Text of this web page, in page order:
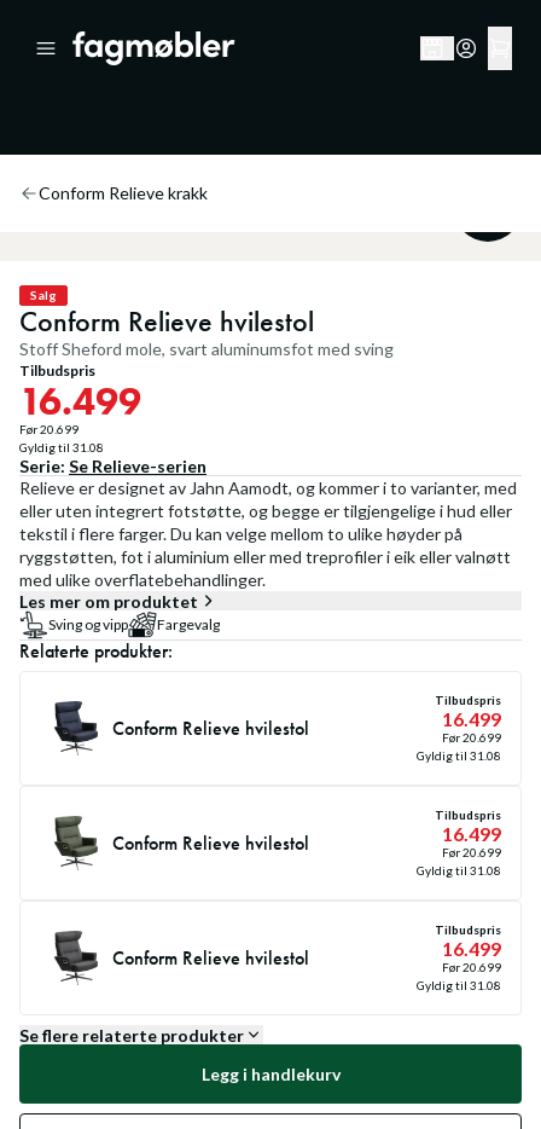
Conform Relieve krakk
Salg
Conform Relieve hvilestol
Stoff Sheford mole, svart aluminumsfot med sving
Tilbudspris
16.499
Før20.699
Gyldig til 31.08
Serie: Se Relieve-serien
Relieve er designet av Jahn Aamodt, og kommer i to varianter, med
eller uten integrert fotstøtte, og begge er tilgjengelige i hud eller
tekstil i flere farger. Du kan velge mellom to ulike høyder på
ryggstøtten, fot i aluminium eller med treprofiler i eik eller valnøtt
med ulike overflatebehandlinger.
Les mer om produktet
Sving og vipp Fargevalg
Relaterte produkter:
Conform Relieve hvilestol
Tilbudspris
16.499
Før20.699
Gyldig til 31.08
Conform Relieve hvilestol
Tilbudspris
16.499
Før20.699
Gyldig til 31.08
Conform Relieve hvilestol
Tilbudspris
16.499
Før20.699
Gyldig til 31.08
Se flere relaterte produkter
Legg i handlekurv